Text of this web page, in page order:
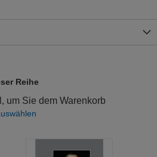
Reihe
um Sie dem Warenkorb